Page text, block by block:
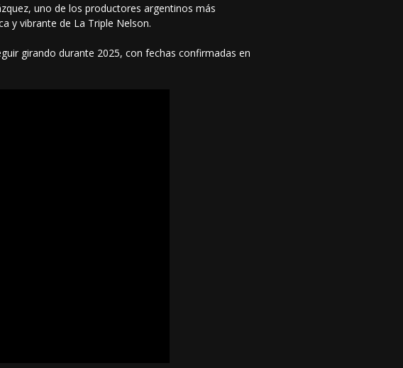
uno de los productores argentinos más
y vibrante de La Triple Nelson.
girando durante 2025, con fechas confirmadas en